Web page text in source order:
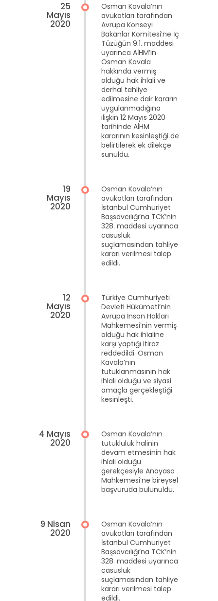
25
Mayıs
2020
Osman Kavala’nın
avukatları tarafından
Avrupa Konseyi
Bakanlar Komitesi’ne İç
Tüzüğün 9.1. maddesi
uyarınca AİHM’in
Osman Kavala
hakkında vermiş
olduğu hak ihlali ve
derhal tahliye
edilmesine dair kararın
uygulanmadığına
ilişkin 12 Mayıs 2020
tarihinde AİHM
kararının kesinleştiği de
belirtilerek ek dilekçe
sunuldu.
19
Mayıs
2020
Osman Kavala’nın
avukatları tarafından
İstanbul Cumhuriyet
Başsavcılığı’na TCK’nin
328. maddesi uyarınca
casusluk
suçlamasından tahliye
kararı verilmesi talep
edildi.
12
Mayıs
2020
Türkiye Cumhuriyeti
Devleti Hükümeti’nin
Avrupa İnsan Hakları
Mahkemesi’nin vermiş
olduğu hak ihlaline
karşı yaptığı itiraz
reddedildi. Osman
Kavala’nın
tutuklanmasının hak
ihlali olduğu ve siyasi
amaçla gerçekleştiği
kesinleşti.
4 Mayıs
2020
Osman Kavala’nın
tutukluluk halinin
devam etmesinin hak
ihlali olduğu
gerekçesiyle Anayasa
Mahkemesi’ne bireysel
başvuruda bulunuldu.
9 Nisan
2020
Osman Kavala’nın
avukatları tarafından
İstanbul Cumhuriyet
Başsavcılığı’na TCK’nin
328. maddesi uyarınca
casusluk
suçlamasından tahliye
kararı verilmesi talep
edildi.